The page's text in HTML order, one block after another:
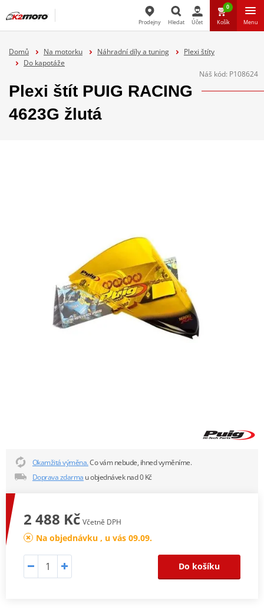
Prodejny Hledat Účet
0
Košík Menu
Domů Na motorku Náhradní díly a tuning
Plexi štíty
Do kapotáže
Náš kód: P108624
Plexi štít PUIG RACING
4623G žlutá
Okamžitá výměna.Co vám nebude, ihned vyměníme.
Doprava zdarma u objednávek nad 0 Kč
2 488 Kč Včetně DPH
Na objednávku , u vás 09.09.
Do košíku